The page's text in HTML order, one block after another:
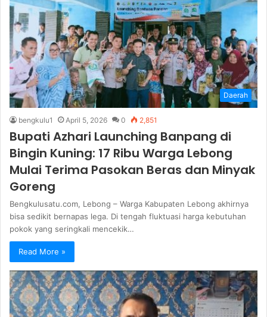
Daerah
bengkulu1 April 5, 2026 0 2,851
Bupati Azhari Launching Banpang di
Bingin Kuning: 17 Ribu Warga Lebong
Mulai Terima Pasokan Beras dan Minyak
Goreng
Bengkulusatu.com, Lebong – Warga Kabupaten Lebong akhirnya
bisa sedikit bernapas lega. Di tengah fluktuasi harga kebutuhan
pokok yang seringkali mencekik…
Read More »